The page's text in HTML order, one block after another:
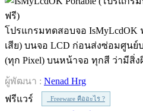
โปรแกรมทดสอบจอ IsMyLcdOK
เสีย) บนจอ LCD ก่อนส่งซ่อมศูน
(ทุก Pixel) บนหน้าจอ ทุกสี ว่ามีสิ่
ผู้พัฒนา : Nenad Hrg
ฟรีแวร์
Freeware คืออะไร ?